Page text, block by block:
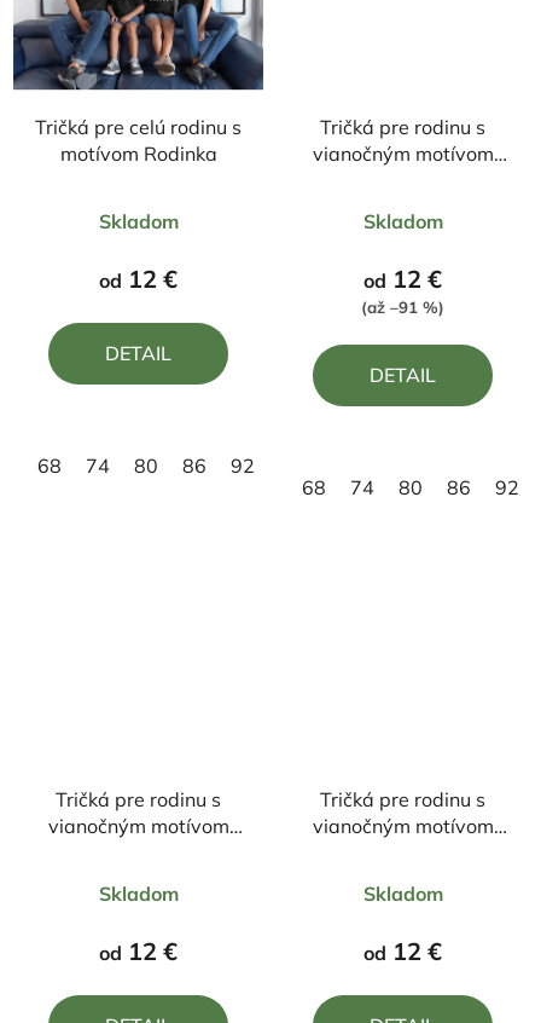
Tričká pre celú rodinu s
motívom Rodinka
hodnotenie
produktu
4,8
z
Skladom
od 12 €
DETAIL
68 74 80 86 92
Tričká pre rodinu s
vianočným motívom
hodnotenie
produktu
je
z
Skladom
od 12 €
(až –91 %)
DETAIL
68 74 80 86 92
Tričká pre rodinu s
vianočným motívom
hodnotenie
produktu
Skladom
od 12 €
Tričká pre rodinu s
vianočným motívom
hodnotenie
produktu
Skladom
od 12 €